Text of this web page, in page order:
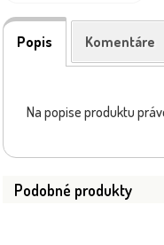
Popis Komentáre
Na popise produktu
Podobné produkty